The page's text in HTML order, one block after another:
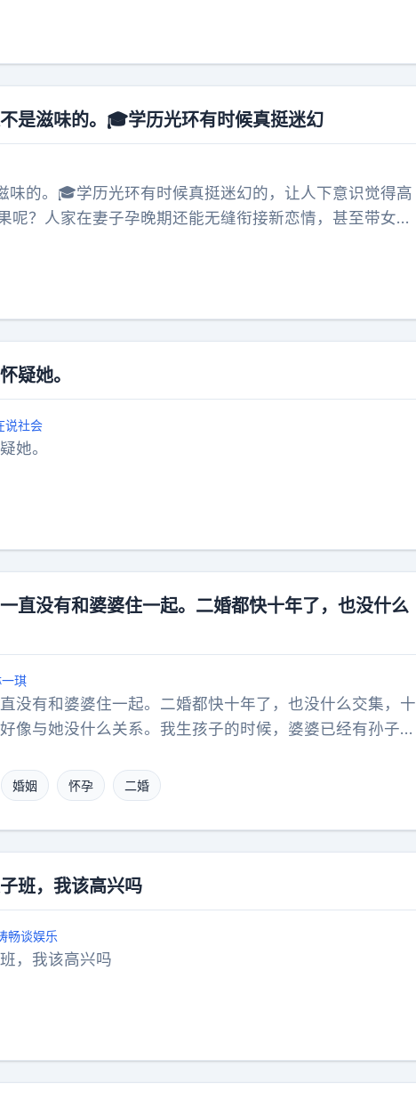
是滋味的。🎓学历光环有时候真挺迷幻
味的。🎓学历光环有时候真挺迷幻的，让人下意识觉得高
呢？人家在妻子孕晚期还能无缝衔接新恋情，甚至带女生
抑郁焦虑里挣扎，施害者却仿佛换了个地图继续升级打
恋爱，图个狩猎快感。别太迷信那些头衔和背景，在感情
读过书，但证明不了你是个好人。💔
疑她。
说社会
她。
直没有和婆婆住一起。二婚都快十年了，也没什么
琪
没有和婆婆住一起。二婚都快十年了，也没什么交集，十
像与她没什么关系。我生孩子的时候，婆婆已经有孙子，
块回去看看，我说行。老公对我说，让我多关心关心婆
婆高兴一点。我对老公说，我真的装不了，假装关心。要
关心的话我真的说不出口。二婚婚姻相处二婚现实痛点
婚姻 怀孕 二婚
班，我该高兴吗
畅谈娱乐
，我该高兴吗